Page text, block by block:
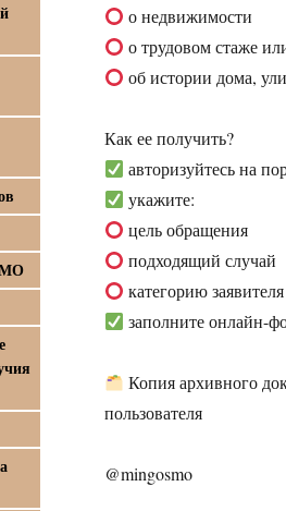
о недвижимости
о трудовом стаже
об истории дома,
Как ее получить?
авторизуйтесь на
укажите:
цель обращения
подходящий случай
категорию заявителя
заполните онлайн-
Копия архивного
пользователя
@mingosmo
МО